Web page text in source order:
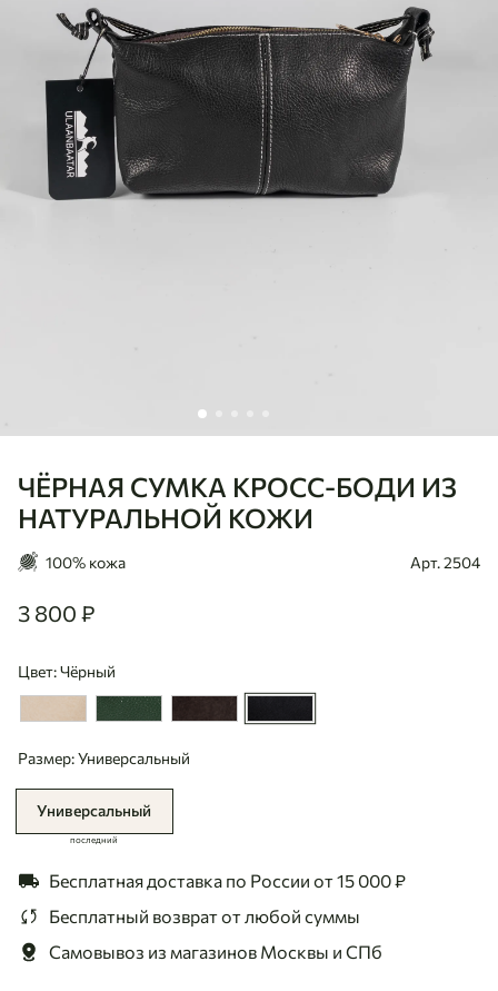
ЧЁРНАЯ СУМКА КРОСС-БОДИ ИЗ
НАТУРАЛЬНОЙ КОЖИ
Ulaanbaatar
100% кожа Арт. 2504
3800
3 800 ₽
Цвет: Чёрный
Размер: Универсальный
Универсальный
последний
Бесплатная доставка по России от 15 000 ₽
Бесплатный возвратот любой суммы
Самовывоз из магазинов Москвы и СПб